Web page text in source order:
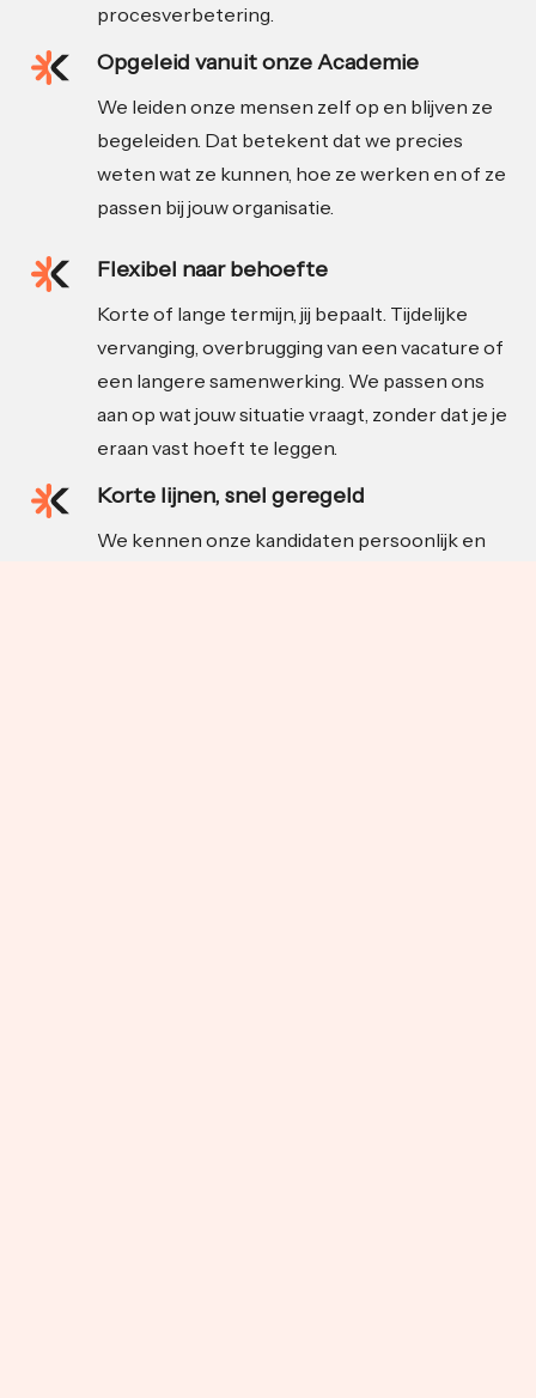
procesverbetering.
Opgeleid vanuit onze Academie
We leiden onze mensen zelf op en blijven ze
begeleiden. Dat betekent dat we precies
weten wat ze kunnen, hoe ze werken en of ze
passen bij jouw organisatie.
Flexibel naar behoefte
Korte of lange termijn, jij bepaalt. Tijdelijke
vervanging, overbrugging van een vacature of
een langere samenwerking. We passen ons
aan op wat jouw situatie vraagt, zonder dat je je
eraan vast hoeft te leggen.
Korte lijnen, snel geregeld
We kennen onze kandidaten persoonlijk en